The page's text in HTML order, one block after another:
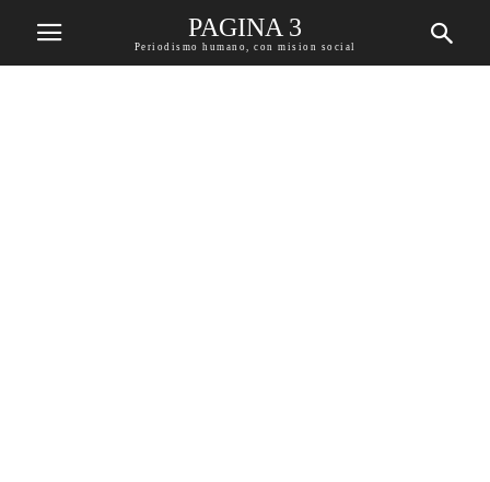
PAGINA 3
Periodismo humano, con mision social